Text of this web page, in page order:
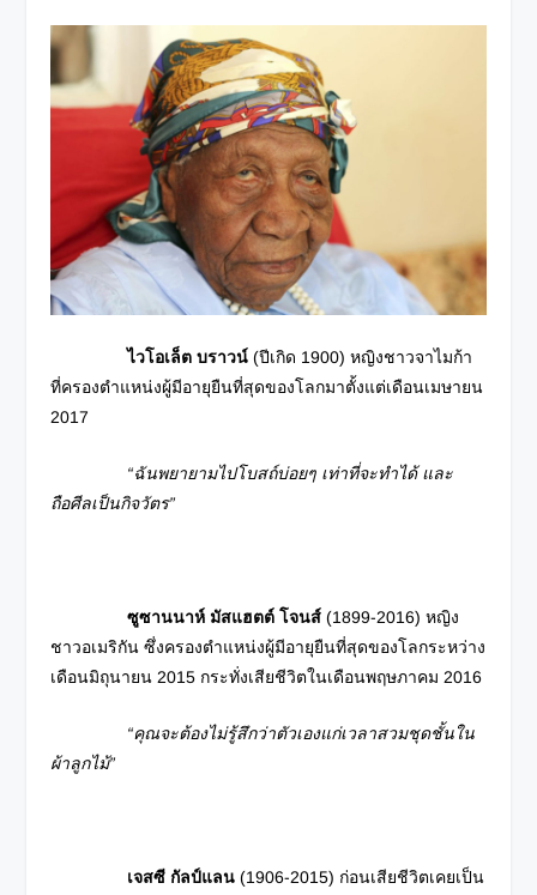
ไวโอเล็ต บราวน์ (ปีเกิด 1900) หญิงชาวจาไมก้า
ที่ครองตำแหน่งผู้มีอายุยืนที่สุดของโลกมาตั้งแต่เดือนเมษายน
2017
“ฉันพยายามไปโบสถ์บ่อยๆ เท่าที่จะทำได้ และ
ถือศีลเป็นกิจวัตร”
ซูซานนาห์ มัสแฮตต์ โจนส์ (1899-2016) หญิง
ชาวอเมริกัน ซึ่งครองตำแหน่งผู้มีอายุยืนที่สุดของโลกระหว่าง
เดือนมิถุนายน 2015 กระทั่งเสียชีวิตในเดือนพฤษภาคม 2016
“คุณจะต้องไม่รู้สึกว่าตัวเองแก่เวลาสวมชุดชั้นใน
ผ้าลูกไม้”
เจสซี กัลป์แลน (1906-2015) ก่อนเสียชีวิตเคยเป็น